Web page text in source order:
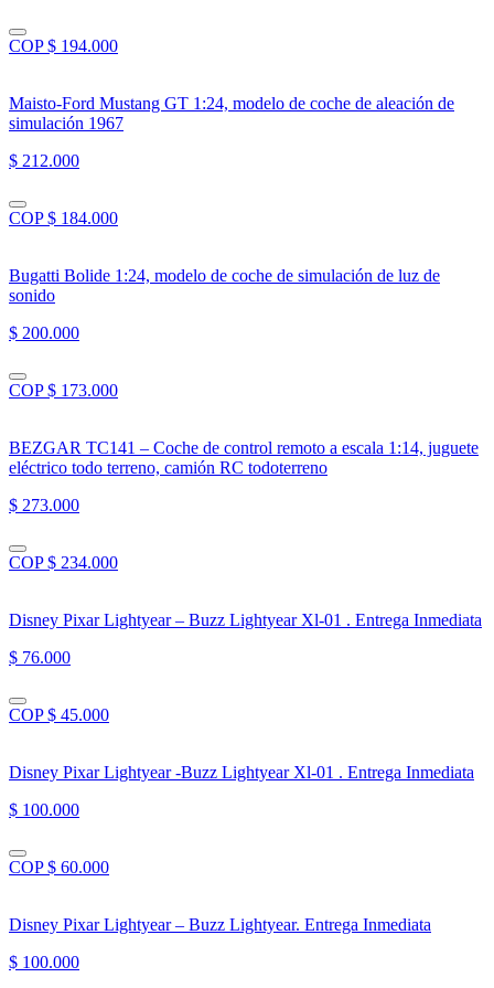
COP $ 194.000
Maisto-Ford Mustang GT 1:24, modelo de coche de aleación de
simulación 1967
$ 212.000
COP $ 184.000
Bugatti Bolide 1:24, modelo de coche de simulación de luz de
sonido
$ 200.000
COP $ 173.000
BEZGAR TC141 – Coche de control remoto a escala 1:14, juguete
eléctrico todo terreno, camión RC todoterreno
$ 273.000
COP $ 234.000
Disney Pixar Lightyear – Buzz Lightyear Xl-01 . Entrega Inmediata
$ 76.000
COP $ 45.000
Disney Pixar Lightyear -Buzz Lightyear Xl-01 . Entrega Inmediata
$ 100.000
COP $ 60.000
Disney Pixar Lightyear – Buzz Lightyear. Entrega Inmediata
$ 100.000